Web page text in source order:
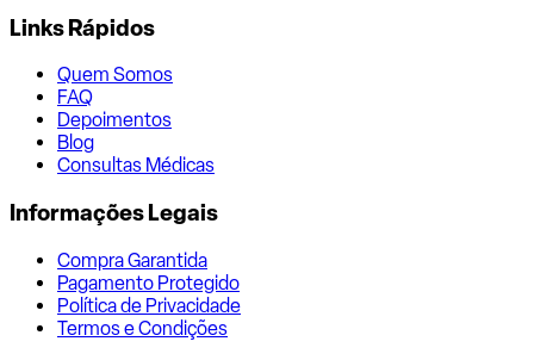
Links Rápidos
Quem Somos
FAQ
Depoimentos
Blog
Consultas Médicas
Informações Legais
Compra Garantida
Pagamento Protegido
Política de Privacidade
Termos e Condições